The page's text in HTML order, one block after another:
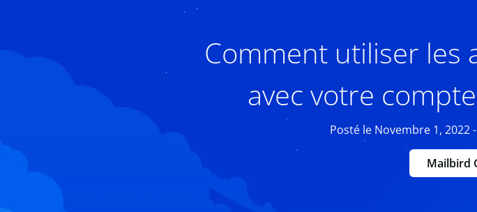
Comment utiliser les
avec votre
Posté le Novembre 1, 2022
Mailbird